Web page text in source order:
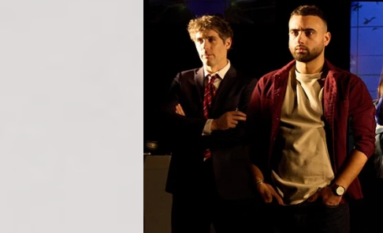
Performance Rire
Événement Validé par Romane.
Offre spéciale Annuaire Théâtre -